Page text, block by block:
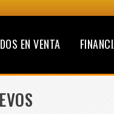
EN VENTA